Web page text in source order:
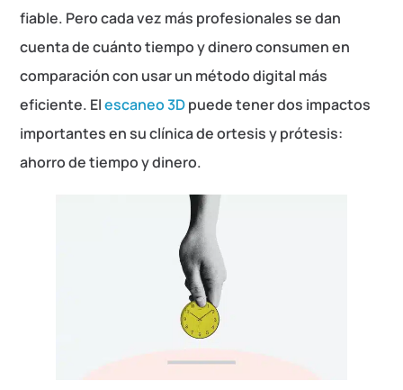
fiable. Pero cada vez más profesionales se dan
cuenta de cuánto tiempo y dinero consumen en
comparación con usar un método digital más
eficiente. Elescaneo 3Dpuede tener dos impactos
importantes en su clínica de ortesis y prótesis:
ahorro de tiempo y dinero.